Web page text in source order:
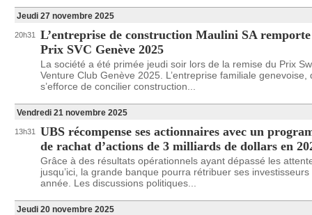
Jeudi 27 novembre 2025
20h31
L’entreprise de construction Maulini SA
Prix SVC Genève 2025
La société a été primée jeudi soir lors de la remise du Prix
Venture Club Genève 2025. L’entreprise familiale genevoise,
s’efforce de concilier construction...
Vendredi 21 novembre 2025
13h31
UBS récompense ses actionnaires avec un
de rachat d’actions de 3 milliards de dollars en
Grâce à des résultats opérationnels ayant dépassé les
jusqu’ici, la grande banque pourra rétribuer ses investisseurs
année. Les discussions politiques...
Jeudi 20 novembre 2025